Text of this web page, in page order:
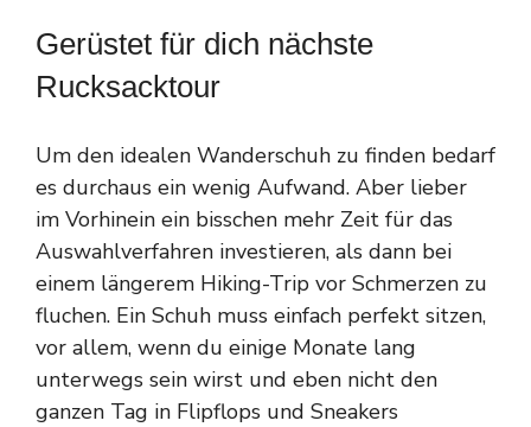
Gerüstet für dich nächste
Rucksacktour
Um den idealen Wanderschuh zu finden bedarf
es durchaus ein wenig Aufwand. Aber lieber
im Vorhinein ein bisschen mehr Zeit für das
Auswahlverfahren investieren, als dann bei
einem längerem Hiking-Trip vor Schmerzen zu
fluchen. Ein Schuh muss einfach perfekt sitzen,
vor allem, wenn du einige Monate lang
unterwegs sein wirst und eben nicht den
ganzen Tag in Flipflops und Sneakers